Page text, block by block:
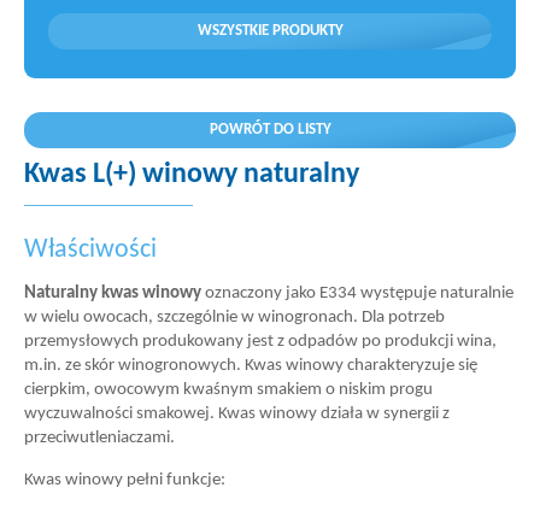
WSZYSTKIE PRODUKTY
POWRÓT DO LISTY
Kwas L(+) winowy naturalny
Właściwości
Naturalny kwas winowy oznaczony jako E334 występuje naturalnie
w wielu owocach, szczególnie w winogronach. Dla potrzeb
przemysłowych produkowany jest z odpadów po produkcji wina,
m.in. ze skór winogronowych. Kwas winowy charakteryzuje się
cierpkim, owocowym kwaśnym smakiem o niskim progu
wyczuwalności smakowej. Kwas winowy działa w synergii z
przeciwutleniaczami.
Kwas winowy pełni funkcje: